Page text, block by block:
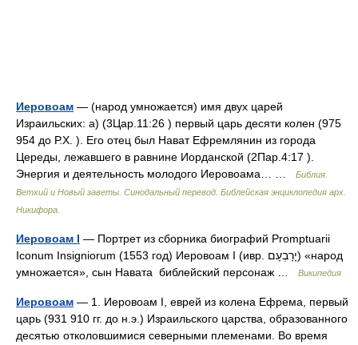
Иеровоам — (народ умножается) имя двух царей
Израильских: а) (3Цар.11:26 ) первый царь десяти колен (975
954 до Р.Х. ). Его отец был Нават Ефремлянин из города
Цереды, лежавшего в равнине Иорданской (2Пар.4:17 ).
Энергия и деятельность молодого Иеровоама… …
Библия.
Ветхий и Новый заветы. Синодальный перевод. Библейская энциклопедия арх.
Никифора.
Иеровоам I — Портрет из сборника биографий Promptuarii
Iconum Insigniorum (1553 год) Иеровоам I (ивр. יָרָבְעָם‎) «народ
умножается», сын Навата библейский персонаж …
Википедия
Иеровоам — 1. Иеровоам I, еврей из колена Ефрема, первый
царь (931 910 гг. до н.э.) Израильского царства, образованного
десятью отколовшимися северными племенами. Во время